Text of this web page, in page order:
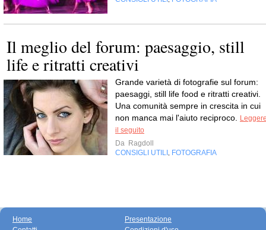
Il meglio del forum: paesaggio, still
life e ritratti creativi
Grande varietà di fotografie sul forum:
paesaggi, still life food e ritratti creativi.
Una comunità sempre in crescita in cui
non manca mai l'aiuto reciproco.
il seguito
Da Ragdoll
CONSIGLI UTILI
FOTOGRAFIA
Home
Presentazione